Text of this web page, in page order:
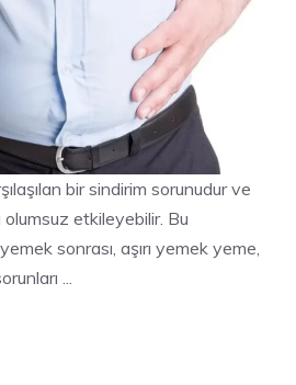
bir sindirim sorunudur ve
etkileyebilir. Bu
sonrası, aşırı yemek yeme,
...